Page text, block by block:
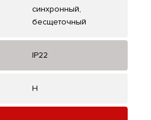
синхронный,
бесщеточный
IP22
H